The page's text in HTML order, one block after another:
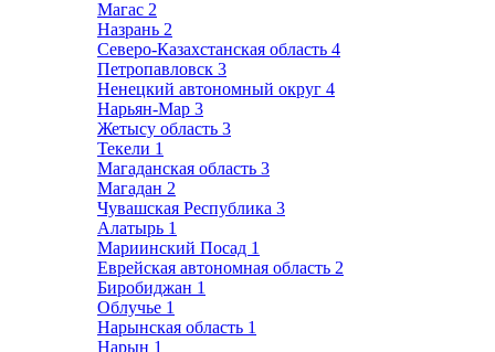
Магас 2
Назрань 2
Северо-Казахстанская область 4
Петропавловск 3
Ненецкий автономный округ 4
Нарьян-Мар 3
Жетысу область 3
Текели 1
Магаданская область 3
Магадан 2
Чувашская Республика 3
Алатырь 1
Мариинский Посад 1
Еврейская автономная область 2
Биробиджан 1
Облучье 1
Нарынская область 1
Нарын 1